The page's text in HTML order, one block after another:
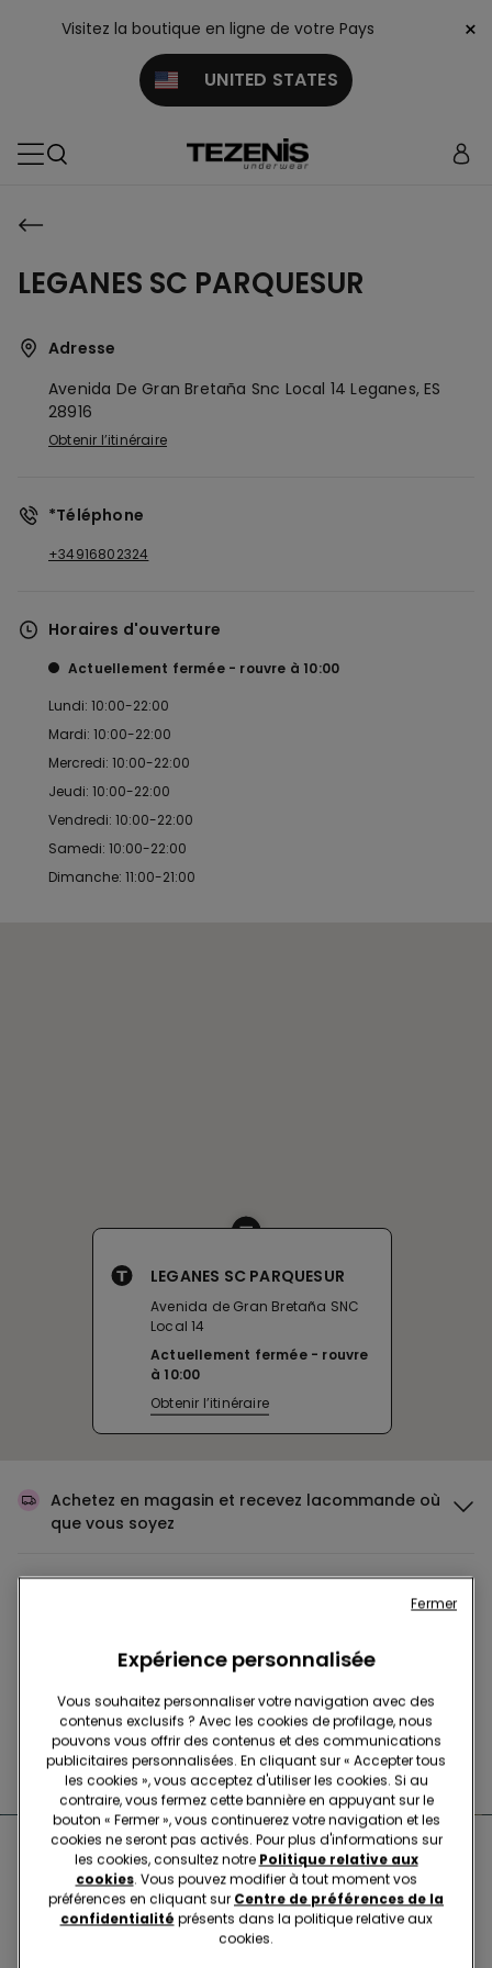
Visitez la boutique en ligne de votre Pays
UNITED STATES
×
LEGANES SC PARQUESUR
Adresse
Avenida De Gran Bretaña Snc Local 14Leganes, ES
28916
Obtenir l’itinéraire
*Téléphone
+34916802324
Horaires d'ouverture
Actuellement fermée rouvre à 10:00
Lundi: 10:00-22:00
Mardi: 10:00-22:00
Mercredi: 10:00-22:00
Jeudi: 10:00-22:00
Vendredi: 10:00-22:00
Samedi: 10:00-22:00
Dimanche: 11:00-21:00
LEGANES SC PARQUESUR
Avenida de Gran Bretaña SNC
Local 14
Actuellement fermée
rouvre
à 10:00
Obtenir l’itinéraire
Achetez en magasin et recevez lacommande où
que vous soyez
votre commande
Changer l'articleen magasin
Boutiques proches de chez
vous
Expérience personnalisée
Vous souhaitez personnaliser votre navigation avec des
contenus exclusifs ? Avec les cookies de profilage, nous
pouvons vous offrir des contenus et des communications
publicitaires personnalisées. En cliquant sur « Accepter tous
les cookies », vous acceptez d'utiliser les cookies. Si au
contraire, vous fermez cette bannière en appuyant sur le
bouton « Fermer », vous continuerez votre navigation et les
cookies ne seront pas activés. Pour plus d'informations sur
les cookies, consultez notre Politique relative aux
cookies. Vous pouvez modifier à tout moment vos
préférences en cliquant sur Centre de préférences de la
confidentialité présents dans la politique relative aux
cookies.
Fermer